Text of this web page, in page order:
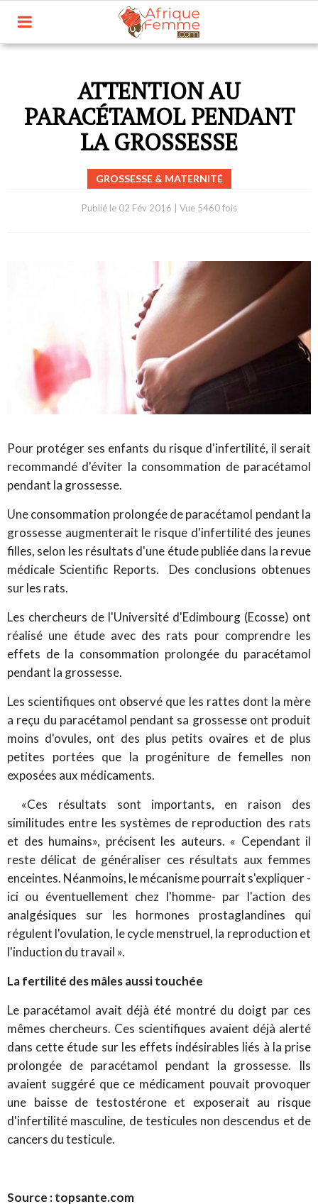
ATTENTION AU
PARACÉTAMOL PENDANT
LA GROSSESSE
GROSSESSE & MATERNITÉ
Publié le 02 Fév 2016 Vue 5460 fois
Pour protéger ses enfants du risque d'infertilité, il serait
recommandé d'éviter la consommation de paracétamol
pendant la grossesse.
Une consommation prolongée de paracétamol pendant la
grossesse augmenterait le risque d'infertilité des jeunes
filles, selon les résultats d'une étude publiée dans la revue
médicale Scientific Reports. Des conclusions obtenues
sur les rats.
Les chercheurs de l'Université d'Edimbourg (Ecosse) ont
réalisé une étude avec des rats pour comprendre les
effets de la consommation prolongée du paracétamol
pendant la grossesse.
Les scientifiques ont observé que les rattes dont la mère
a reçu du paracétamol pendant sa grossesse ont produit
moins d'ovules, ont des plus petits ovaires et de plus
petites portées que la progéniture de femelles non
exposées aux médicaments.
«Ces résultats sont importants, en raison des
similitudes entre les systèmes de reproduction des rats
et des humains», précisent les auteurs. « Cependant il
reste délicat de généraliser ces résultats aux femmes
enceintes. Néanmoins, le mécanisme pourrait s'expliquer -
ici ou éventuellement chez l'homme- par l'action des
analgésiques sur les hormones prostaglandines qui
régulent l'ovulation, le cycle menstruel, la reproduction et
l'induction du travail ».
La fertilité des mâles aussi touchée
Le paracétamol avait déjà été montré du doigt par ces
mêmes chercheurs. Ces scientifiques avaient déjà alerté
dans cette étude sur les effets indésirables liés à la prise
prolongée de paracétamol pendant la grossesse. Ils
avaient suggéré que ce médicament pouvait provoquer
une baisse de testostérone et exposerait au risque
d'infertilité masculine, de testicules non descendus et de
cancers du testicule.
Source : topsante.com